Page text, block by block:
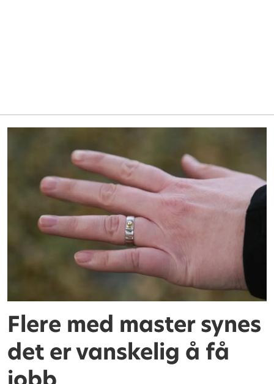
Flere med master synes
det er vanskelig å få